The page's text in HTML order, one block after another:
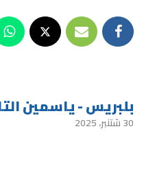
بلبريس - ياسمين
30 شتنبر، 2025